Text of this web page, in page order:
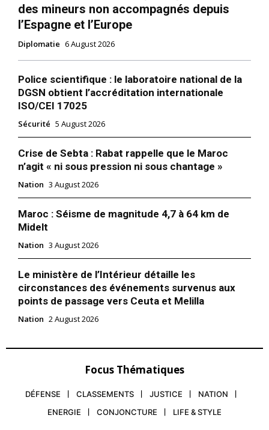
des mineurs non accompagnés depuis
l’Espagne et l’Europe
Diplomatie 6 August 2026
Police scientifique : le laboratoire national de la
DGSN obtient l’accréditation internationale
ISO/CEI 17025
Sécurité 5 August 2026
Crise de Sebta : Rabat rappelle que le Maroc
n’agit « ni sous pression ni sous chantage »
Nation 3 August 2026
Maroc : Séisme de magnitude 4,7 à 64 km de
Midelt
Nation 3 August 2026
Le ministère de l’Intérieur détaille les
circonstances des événements survenus aux
points de passage vers Ceuta et Melilla
Nation 2 August 2026
Focus Thématiques
DÉFENSE CLASSEMENTS JUSTICE
NATION
ENERGIE
CONJONCTURE LIFE & STYLE